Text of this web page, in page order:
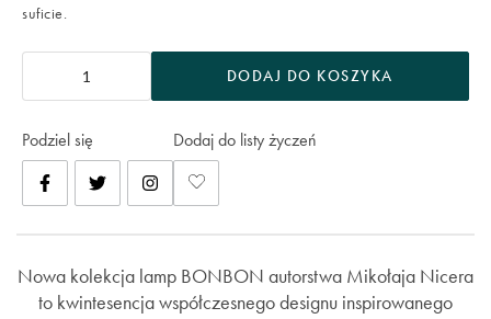
suficie.
DODAJ DO KOSZYKA
Podziel się Dodaj do listy życzeń
Nowa kolekcja lamp BONBON autorstwa Mikołaja Nicera
to kwintesencja współczesnego designu inspirowanego